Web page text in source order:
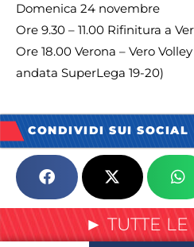
Domenica 24 novembre
Ore 9.30 – 11.00 Rifinitura a
Ore 18.00 Verona – Vero
andata SuperLega 19-20)
CONDIVIDI SUI SOCIAL
► TUTTE